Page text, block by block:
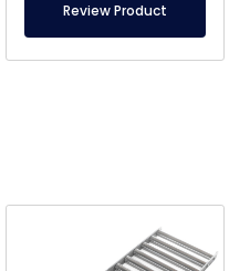
Review Product